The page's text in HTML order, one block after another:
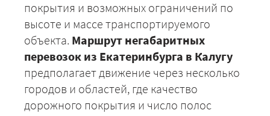
покрытия и возможных ограничений по
высоте и массе транспортируемого
объекта. Маршрут негабаритных
перевозок из Екатеринбурга в Калугу
предполагает движение через несколько
городов и областей, где качество
дорожного покрытия и число полос